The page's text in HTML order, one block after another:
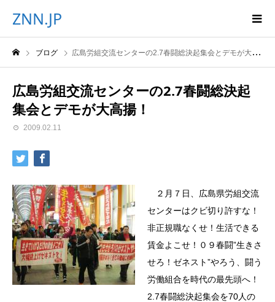
ZNN.JP
ブログ 広島労組交流センターの2.7春闘総決起集会とデモが大高揚！
広島労組交流センターの2.7春闘総決起
集会とデモが大高揚！
2009.02.11
２月７日、広島県労組交流
センターはクビ切り許すな！
非正規職なくせ！生活できる
賃金よこせ！０９春闘”生きさ
せろ！ゼネスト”やろう、闘う
労働組合を時代の最先頭へ！
2.7春闘総決起集会を70人の